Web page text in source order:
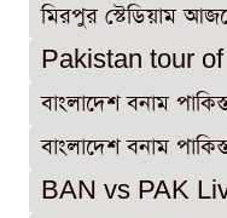
মিরপুর স্টেডিয়াম
Pakistan tour
বাংলাদেশ বনাম
বাংলাদেশ বনাম
BAN vs PAK